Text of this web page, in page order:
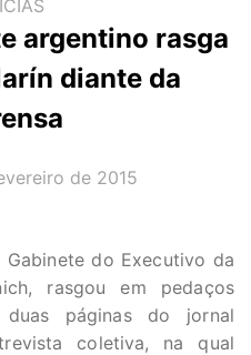
argentino rasga
diante da
de 2015
Gabinete do Executivo da
rasgou em pedaços
páginas do jornal
coletiva, na qual